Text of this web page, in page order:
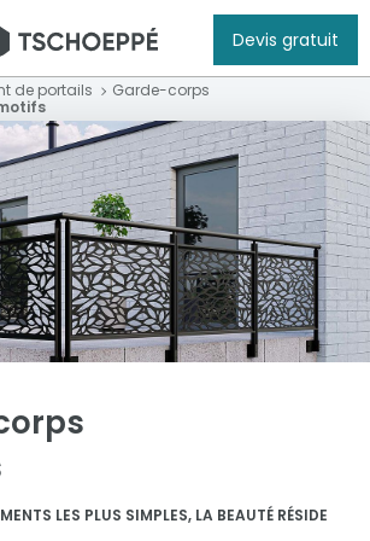
Devis gratuit
de portails
Garde-corps
LES PLUS SIMPLES, LA BEAUTÉ RÉSIDE